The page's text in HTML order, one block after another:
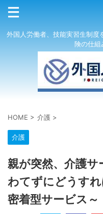
外国人労働者、技能実習生制度
険の仕組
HOME > 介護 >
介護
親が突然、介護
わてずにどうす
密着型サービス～